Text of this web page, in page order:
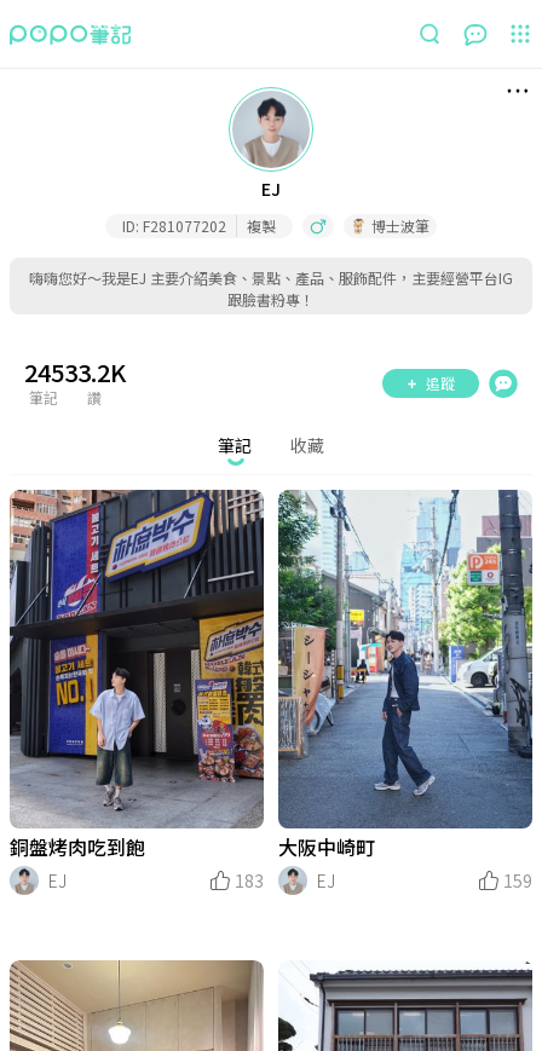
EJ
ID: F281077202 複製 博士波筆
嗨嗨您好～我是EJ 主要介紹美食、景點、產品、服飾配件，主要經營平台IG
跟臉書粉專！
245
筆記
33.2K
讚
追蹤
筆記 收藏
銅盤烤肉吃到飽
EJ
183
大阪中崎町
EJ
159